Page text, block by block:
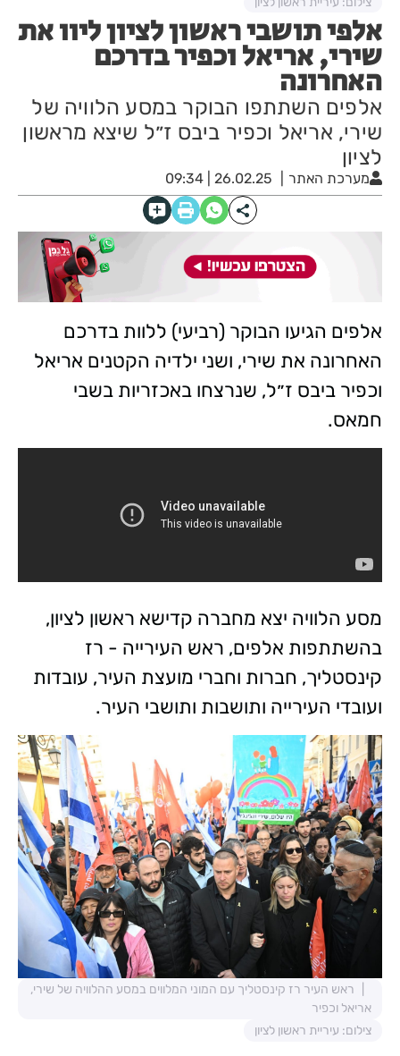
אלפי תושבי ראשון לציון ליוו את
שירי, אריאל וכפיר בדרכם
האחרונה
אלפים השתתפו הבוקר במסע הלוויה של
שירי, אריאל וכפיר ביבס ז״ל שיצא מראשון
לציון
מערכת האתר 26.02.25 | 09:34
אלפים הגיעו הבוקר (רביעי) ללוות בדרכם
האחרונה את שירי, ושני ילדיה הקטנים אריאל
וכפיר ביבס ז״ל, שנרצחו באכזריות בשבי
חמאס.
מסע הלוויה יצא מחברה קדישא ראשון לציון,
בהשתתפות אלפים, ראש העירייה - רז
קינסטליך, חברות וחברי מועצת העיר, עובדות
ועובדי העירייה ותושבות ותושבי העיר.
ראש העיר רז קינסטליך עם המוני המלווים במסע ההלוויה של שירי,
אריאל וכפיר
צילום: עיריית ראשון לציון